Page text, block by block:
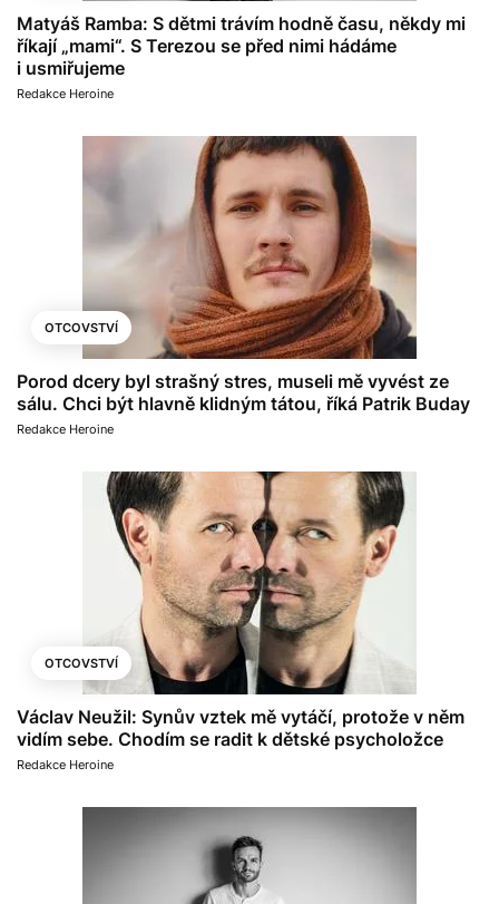
Matyáš Ramba: S dětmi trávím hodně času, někdy mi
říkají „mami“. S Terezou se před nimi hádáme
i usmiřujeme
Redakce Heroine
OTCOVSTVÍ
Porod dcery byl strašný stres, museli mě vyvést ze
sálu. Chci být hlavně klidným tátou, říká Patrik Buday
Redakce Heroine
OTCOVSTVÍ
Václav Neužil: Synův vztek mě vytáčí, protože v něm
vidím sebe. Chodím se radit k dětské psycholožce
Redakce Heroine